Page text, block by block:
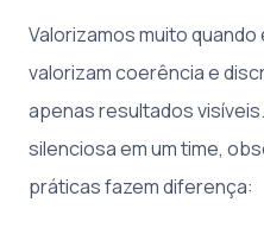
Valorizamos muito
valorizam coerência e
apenas resultados
silenciosa em um time,
práticas fazem diferença: